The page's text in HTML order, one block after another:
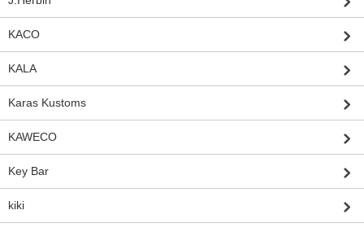
KACO
KALA
Karas Kustoms
KAWECO
Key Bar
kiki